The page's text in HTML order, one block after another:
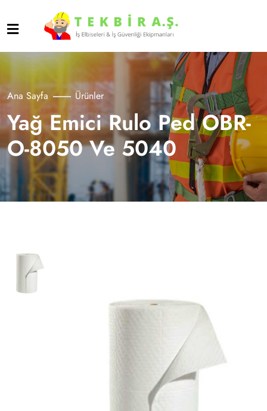
Ana Sayfa Ürünler
Yağ Emici Rulo Ped OBR-
O-8050 Ve 5040